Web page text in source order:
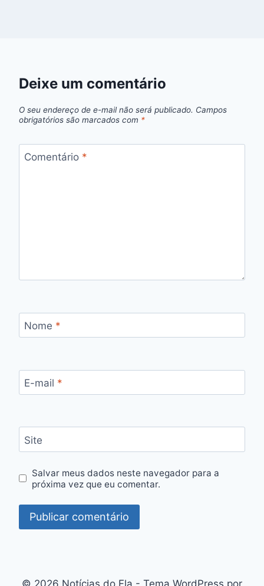
Deixe um comentário
O seu endereço de e-mail não será publicado. Campos
obrigatórios são marcados com *
Comentário *
Nome *
E-mail *
Site
Salvar meus dados neste navegador para a
próxima vez que eu comentar.